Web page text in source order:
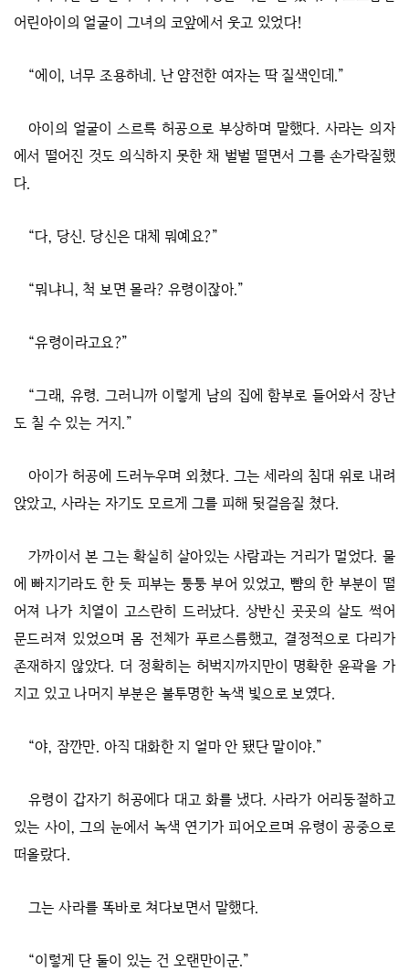
어린아이의 얼굴이 그녀의 코앞에서 웃고 있었다!
“에이, 너무 조용하네. 난 얌전한 여자는 딱 질색인데.”
아이의 얼굴이 스르륵 허공으로 부상하며 말했다. 사라는 의자
에서 떨어진 것도 의식하지 못한 채 벌벌 떨면서 그를 손가락질했
다.
“다, 당신. 당신은 대체 뭐예요?”
“뭐냐니, 척 보면 몰라? 유령이잖아.”
“유령이라고요?”
“그래, 유령. 그러니까 이렇게 남의 집에 함부로 들어와서 장난
도 칠 수 있는 거지.”
아이가 허공에 드러누우며 외쳤다. 그는 세라의 침대 위로 내려
앉았고, 사라는 자기도 모르게 그를 피해 뒷걸음질 쳤다.
가까이서 본 그는 확실히 살아있는 사람과는 거리가 멀었다. 물
에 빠지기라도 한 듯 피부는 퉁퉁 부어 있었고, 뺨의 한 부분이 떨
어져 나가 치열이 고스란히 드러났다. 상반신 곳곳의 살도 썩어
문드러져 있었으며 몸 전체가 푸르스름했고, 결정적으로 다리가
존재하지 않았다. 더 정확히는 허벅지까지만이 명확한 윤곽을 가
지고 있고 나머지 부분은 불투명한 녹색 빛으로 보였다.
“야, 잠깐만. 아직 대화한 지 얼마 안 됐단 말이야.”
유령이 갑자기 허공에다 대고 화를 냈다. 사라가 어리둥절하고
있는 사이, 그의 눈에서 녹색 연기가 피어오르며 유령이 공중으로
떠올랐다.
그는 사라를 똑바로 쳐다보면서 말했다.
“이렇게 단 둘이 있는 건 오랜만이군.”